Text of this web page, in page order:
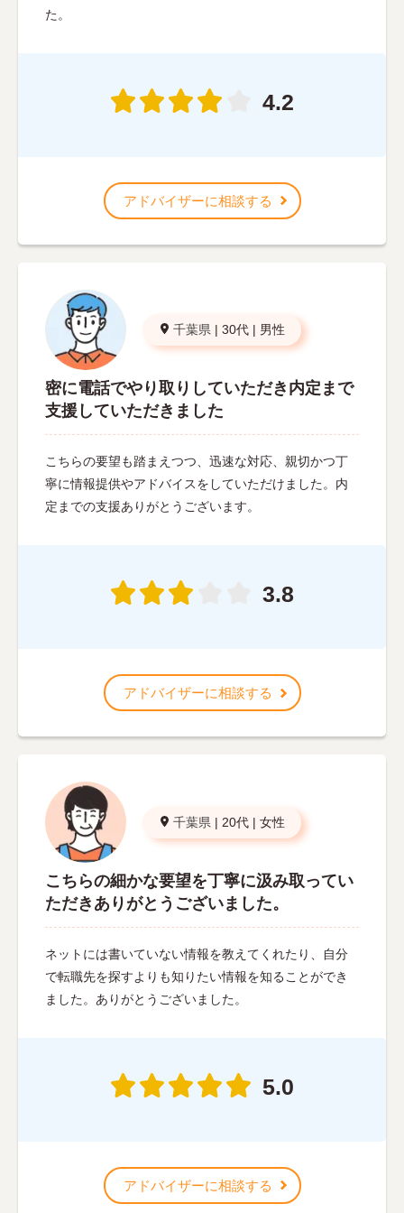
た。
4.2
アドバイザーに相談する
千葉県 | 30代 | 男性
密に電話でやり取りしていただき内定まで
支援していただきました
こちらの要望も踏まえつつ、迅速な対応、親切かつ丁
寧に情報提供やアドバイスをしていただけました。内
定までの支援ありがとうございます。
3.8
アドバイザーに相談する
千葉県 | 20代 | 女性
こちらの細かな要望を丁寧に汲み取ってい
ただきありがとうございました。
ネットには書いていない情報を教えてくれたり、自分
で転職先を探すよりも知りたい情報を知ることができ
ました。ありがとうございました。
5.0
アドバイザーに相談する